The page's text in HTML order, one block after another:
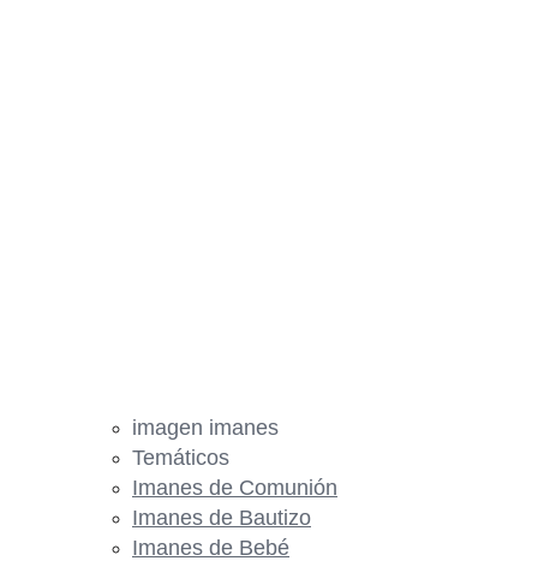
imagen imanes
Temáticos
Imanes de Comunión
Imanes de Bautizo
Imanes de Bebé